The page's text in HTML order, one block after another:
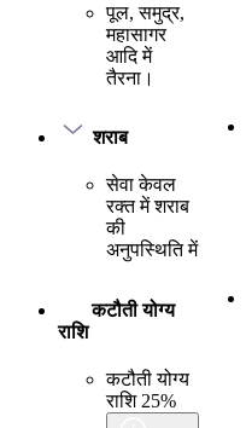
पूल, समुद्र,
महासागर
आदि में
तैरना।
शराब
सेवा केवल
रक्त में शराब
की
अनुपस्थिति में
कटौती योग्य
राशि
कटौती योग्य
राशि 25%